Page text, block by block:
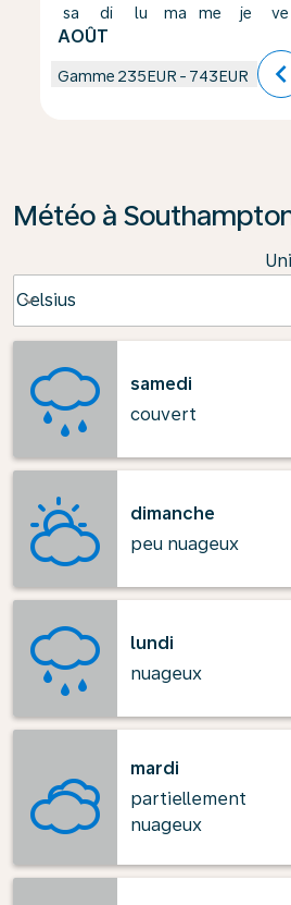
sa
AOÛT
di lu ma me je ve
Gamme 235EUR - 743EUR chevron_left
Météo à
Celsius
keyboard_arrow_down
samedi
couvert
dimanche
peu nuageux
lundi
nuageux
mardi
partiellement
nuageux